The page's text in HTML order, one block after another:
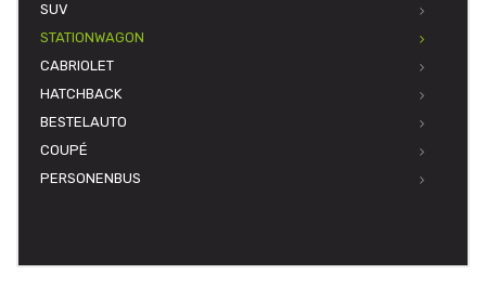
SUV
STATIONWAGON
CABRIOLET
HATCHBACK
BESTELAUTO
COUPÉ
PERSONENBUS